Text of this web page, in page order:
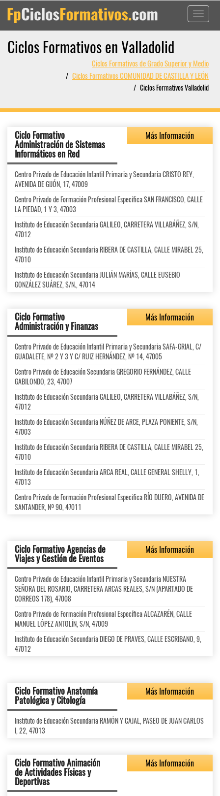
Toggle
Ciclos Formativos en Valladolid
Ciclos Formativos de Grado Superior y Medio
Ciclos Formativos COMUNIDAD DE CASTILLA Y LEÓN
Ciclos Formativos Valladolid
Ciclo Formativo
Administración de Sistemas
Informáticos en Red
Más Información
Centro Privado de Educación Infantil Primaria y Secundaria CRISTO REY,
AVENIDA DE GIJÓN, 17, 47009
Centro Privado de Formación Profesional Específica SAN FRANCISCO, CALLE
LA PIEDAD, 1 Y 3, 47003
Instituto de Educación Secundaria GALILEO, CARRETERA VILLABÁÑEZ, S/N,
47012
Instituto de Educación Secundaria RIBERA DE CASTILLA, CALLE MIRABEL 25,
47010
Instituto de Educación Secundaria JULIÁN MARÍAS, CALLE EUSEBIO
GONZÁLEZ SUÁREZ, S/N., 47014
Ciclo Formativo
Administración y Finanzas
Más Información
Centro Privado de Educación Infantil Primaria y Secundaria SAFA-GRIAL, C/
GUADALETE, Nº 2 Y 3 Y C/ RUIZ HERNÁNDEZ, Nº 14, 47005
Centro Privado de Educación Secundaria GREGORIO FERNÁNDEZ, CALLE
GABILONDO, 23, 47007
Instituto de Educación Secundaria GALILEO, CARRETERA VILLABÁÑEZ, S/N,
47012
Instituto de Educación Secundaria NÚÑEZ DE ARCE, PLAZA PONIENTE, S/N,
47003
Instituto de Educación Secundaria RIBERA DE CASTILLA, CALLE MIRABEL 25,
47010
Instituto de Educación Secundaria ARCA REAL, CALLE GENERAL SHELLY, 1,
47013
Centro Privado de Formación Profesional Específica RÍO DUERO, AVENIDA DE
SANTANDER, Nº 90, 47011
Ciclo Formativo Agencias de
Viajes y Gestión de Eventos
Más Información
Centro Privado de Educación Infantil Primaria y Secundaria NUESTRA
SEÑORA DEL ROSARIO, CARRETERA ARCAS REALES, S/N (APARTADO DE
CORREOS 178), 47008
Centro Privado de Formación Profesional Específica ALCAZARÉN, CALLE
MANUEL LÓPEZ ANTOLÍN, S/N, 47009
Instituto de Educación Secundaria DIEGO DE PRAVES, CALLE ESCRIBANO, 9,
47012
Ciclo Formativo Anatomía
Patológica y Citología
Más Información
Instituto de Educación Secundaria RAMÓN Y CAJAL, PASEO DE JUAN CARLOS
I, 22, 47013
Ciclo Formativo Animación
de Actividades Físicas y
Deportivas
Más Información